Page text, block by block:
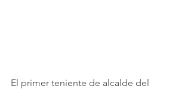
El primer teniente de alcalde del